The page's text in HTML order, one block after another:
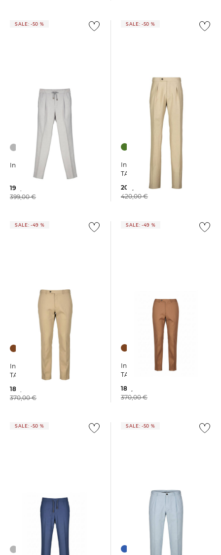
SALE: -50 %
Incotex | Herren Hose
199,99 €
399,00 €
SALE: -50 %
Incotex | Herren Hose
TAPERED 1
209,99 €
420,00 €
SALE: -49 %
Incotex | Herren Hose
TAPERD FIT FLEX GAB
189,99 €
370,00 €
SALE: -49 %
+1
Incotex | Herren Hose
TAPERD FIT FLEX GAB
189,99 €
370,00 €
SALE: -50 % SALE: -50 %